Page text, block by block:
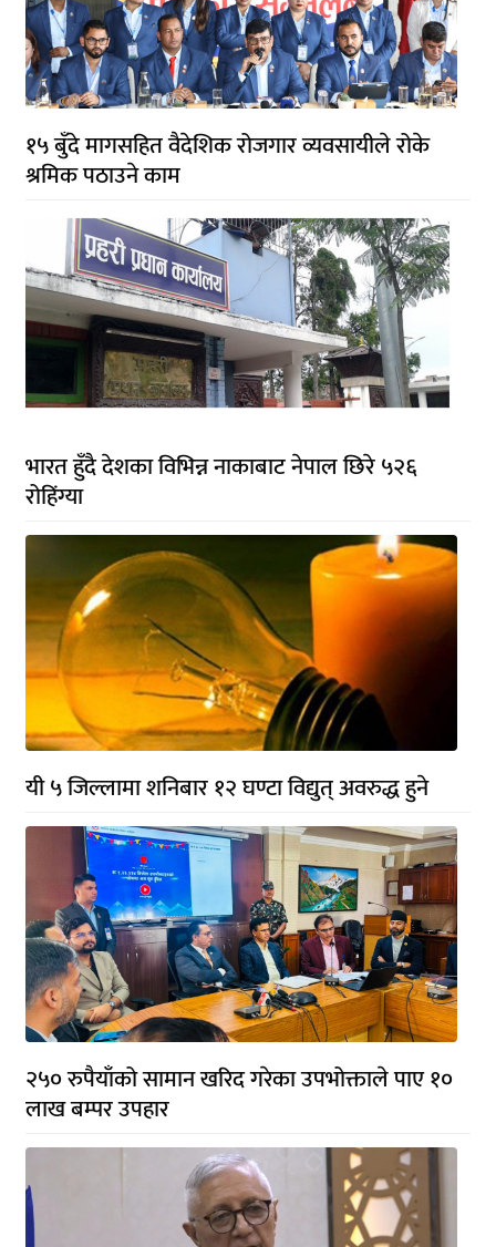
१५ बुँदे मागसहित वैदेशिक रोजगार व्यवसायीले रोके
श्रमिक पठाउने काम
भारत हुँदै देशका विभिन्न नाकाबाट नेपाल छिरे ५२६
रोहिंग्या
यी ५ जिल्लामा शनिबार १२ घण्टा विद्युत् अवरुद्ध हुने
२५० रुपैयाँको सामान खरिद गरेका उपभोक्ताले पाए १०
लाख बम्पर उपहार